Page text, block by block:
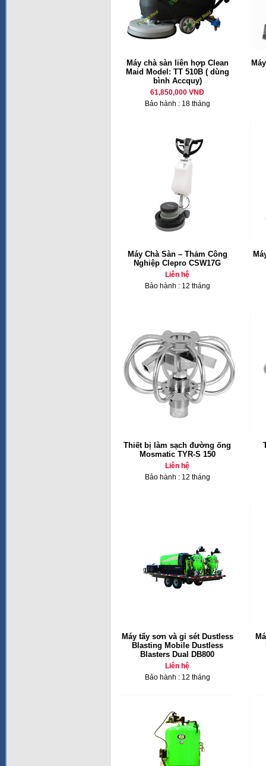
Máy chà sàn liên hợp Clean
Maid Model: TT 510B ( dùng
bình Accquy)
61,850,000 VNĐ
Bảo hành : 18 tháng
Máy Chà Sàn – Thảm Công
Nghiệp Clepro CSW17G
Liên hệ
Bảo hành : 12 tháng
Thiết bị làm sạch đường ống
Mosmatic TYR-S 150
Liên hệ
Bảo hành : 12 tháng
Máy tẩy sơn và gỉ sét Dustless
Blasting Mobile Dustless
Blasters Dual DB800
Liên hệ
Bảo hành : 12 tháng